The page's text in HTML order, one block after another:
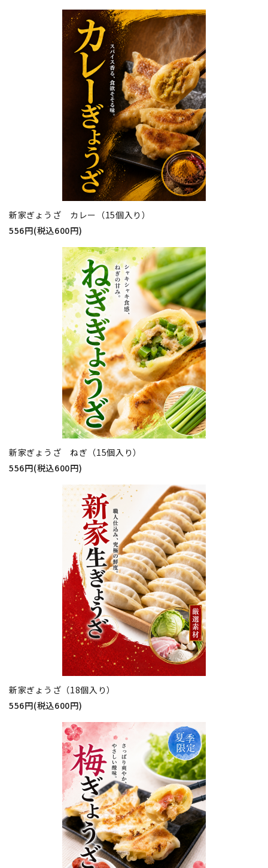
新家ぎょうざ カレー（15個入り）
556円(税込600円)
新家ぎょうざ ねぎ（15個入り）
556円(税込600円)
新家ぎょうざ（18個入り）
556円(税込600円)